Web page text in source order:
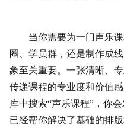
当你需要为一门声乐
圈、学员群，还是制作成
象至关重要。一张清晰、
传递课程的专业度和价值
库中搜索“声乐课程”，你
已经帮你解决了基础的排